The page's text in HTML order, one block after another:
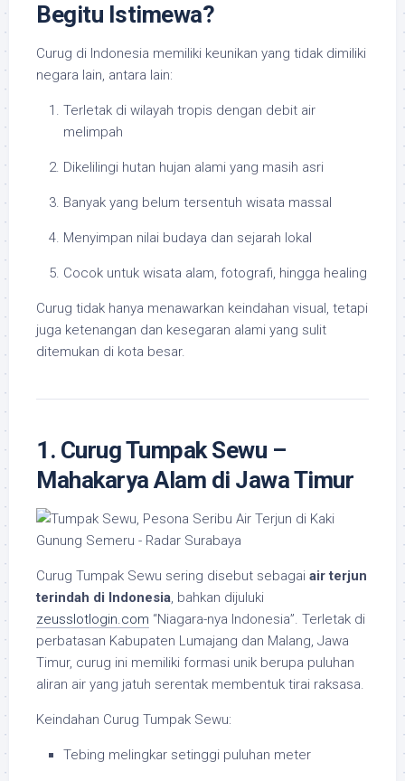
Begitu Istimewa?
Curug di Indonesia memiliki keunikan yang tidak dimiliki
negara lain, antara lain:
Terletak di wilayah tropis dengan debit air
melimpah
Dikelilingi hutan hujan alami yang masih asri
Banyak yang belum tersentuh wisata massal
Menyimpan nilai budaya dan sejarah lokal
Cocok untuk wisata alam, fotografi, hingga healing
Curug tidak hanya menawarkan keindahan visual, tetapi
juga ketenangan dan kesegaran alami yang sulit
ditemukan di kota besar.
1. Curug Tumpak Sewu –
Mahakarya Alam di Jawa Timur
Curug Tumpak Sewu sering disebut sebagai air terjun
terindah di Indonesia, bahkan dijuluki
zeusslotlogin.com “Niagara-nya Indonesia”. Terletak di
perbatasan Kabupaten Lumajang dan Malang, Jawa
Timur, curug ini memiliki formasi unik berupa puluhan
aliran air yang jatuh serentak membentuk tirai raksasa.
Keindahan Curug Tumpak Sewu:
Tebing melingkar setinggi puluhan meter